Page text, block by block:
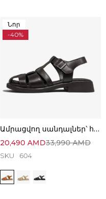
Նոր
-40%
Ամրացվող սանդալներ՝ հիանալի ընտրություն
33,990AMD
20,490 AMD
SKU 604